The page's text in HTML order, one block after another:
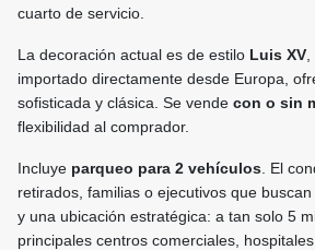
cuarto de servicio.
La decoración actual es de estilo Luis XV
importado directamente desde Europa,
sofisticada y clásica. Se vende con o sin
flexibilidad al comprador.
Incluye parqueo para 2 vehículos . El
retirados, familias o ejecutivos que
y una ubicación estratégica: a tan solo 5
principales centros comerciales,